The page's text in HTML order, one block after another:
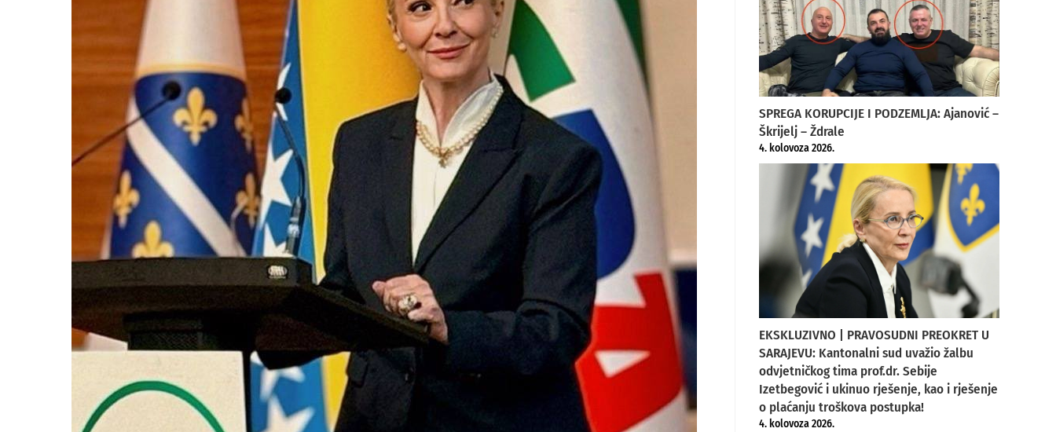
SPREGA KORUPCIJE I PODZEMLJA: Ajanović –
Škrijelj – Ždrale
4. kolovoza 2026.
EKSKLUZIVNO | PRAVOSUDNI PREOKRET U
SARAJEVU: Kantonalni sud uvažio žalbu
odvjetničkog tima prof.dr. Sebije
Izetbegović i ukinuo rješenje, kao i rješenje
o plaćanju troškova postupka!
4. kolovoza 2026.